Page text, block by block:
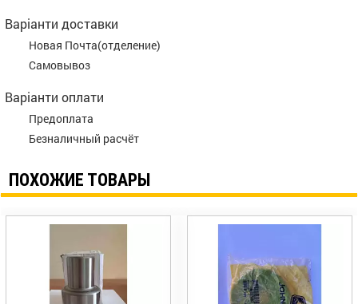
Варіанти доставки
Новая Почта(отделение)
Самовывоз
Варіанти оплати
Предоплата
Безналичный расчёт
ПОХОЖИЕ ТОВАРЫ